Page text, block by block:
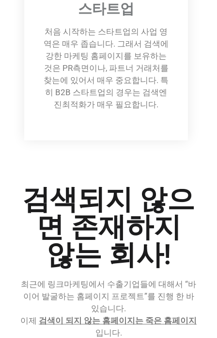
스타트업
처음 시작하는 스타트업의 사업 영
역은 매우 좁습니다. 그래서 검색에
강한 마케팅 홈페이지를 보유하는
것은 PR측면이나, 파트너 거래처를
찾는에 있어서 매우 중요합니다. 특
히 B2B 스타트업의 경우는 검색엔
진최적화가 매우 필요합니다.
검색되지 않으
면 존재하지
않는 회사!
최근에 링크마케팅에서 수출기업들에 대해서 “바
이어 발굴하는 홈페이지 프로젝트”를 진행 한 바
있습니다.
이제 검색이 되지 않는 홈페이지는 죽은 홈페이지
입니다.